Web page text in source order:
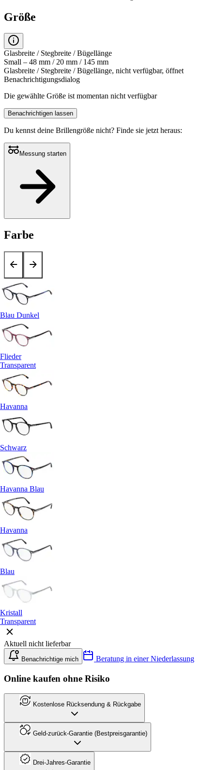
Größe
Glasbreite / Stegbreite / Bügellänge
Small – 48 mm / 20 mm / 145 mm
Glasbreite / Stegbreite / Bügellänge, nicht verfügbar, öffnet
Benachrichtigungsdialog
Die gewählte Größe ist momentan nicht verfügbar
Benachrichtigen lassen
Du kennst deine Brillengröße nicht? Finde sie jetzt heraus:
Messung starten
Farbe
Blau Dunkel
Flieder
Transparent
Havanna
Schwarz
Havanna Blau
Havanna
Blau
Kristall
Transparent
Aktuell nicht lieferbar
Benachrichtige mich Beratung in einer Niederlassung
Online kaufen ohne Risiko
Kostenlose Rücksendung & Rückgabe
Geld-zurück-Garantie (Bestpreisgarantie)
Drei-Jahres-Garantie